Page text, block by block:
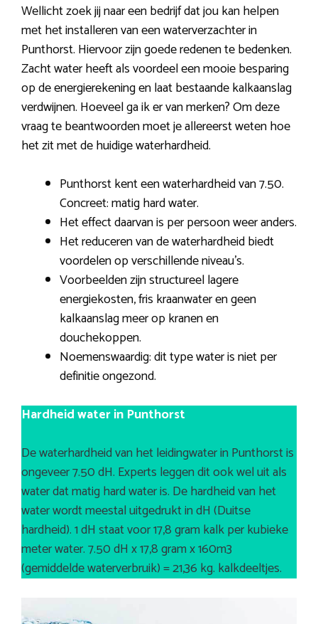
Wellicht zoek jij naar een bedrijf dat jou kan helpen
met het installeren van een waterverzachter in
Punthorst. Hiervoor zijn goede redenen te bedenken.
Zacht water heeft als voordeel een mooie besparing
op de energierekening en laat bestaande kalkaanslag
verdwijnen. Hoeveel ga ik er van merken? Om deze
vraag te beantwoorden moet je allereerst weten hoe
het zit met de huidige waterhardheid.
Punthorst kent een waterhardheid van 7.50.
Concreet: matig hard water.
Het effect daarvan is per persoon weer anders.
Het reduceren van de waterhardheid biedt
voordelen op verschillende niveau’s.
Voorbeelden zijn structureel lagere
energiekosten, fris kraanwater en geen
kalkaanslag meer op kranen en
douchekoppen.
Noemenswaardig: dit type water is niet per
definitie ongezond.
Hardheid water in Punthorst
De waterhardheid van het leidingwater in Punthorst is
ongeveer 7.50 dH. Experts leggen dit ook wel uit als
water dat matig hard water is. De hardheid van het
water wordt meestal uitgedrukt in dH (Duitse
hardheid). 1 dH staat voor 17,8 gram kalk per kubieke
meter water. 7.50 dH x 17,8 gram x 160m3
(gemiddelde waterverbruik) = 21,36 kg. kalkdeeltjes.